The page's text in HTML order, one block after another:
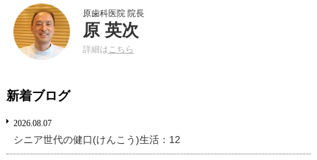
原歯科医院 院長
原 英次
詳細はこちら
新着ブログ
2026.08.07
シニア世代の健口(けんこう)生活：12